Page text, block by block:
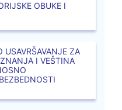
OBUKE I
USAVRŠAVANJE ZA
I VEŠTINA